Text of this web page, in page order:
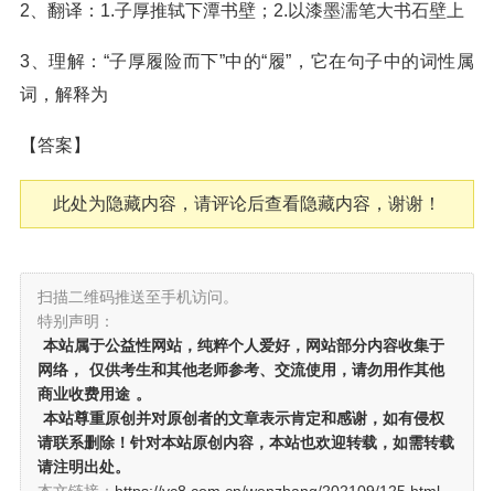
2、翻译：1.子厚推轼下潭书壁；2.以漆墨濡笔大书石壁上
3、理解：“子厚履险而下”中的“履”，它在句子中的词性属
词，解释为
【答案】
此处为隐藏内容，请评论后查看隐藏内容，谢谢！
扫描二维码推送至手机访问。
特别声明：
本站属于公益性网站，纯粹个人爱好，网站部分内容收集于
网络，
仅供考生和其他老师参考、交流使用，请勿用作其他
商业收费用途 。
本站尊重原创并对原创者的文章表示肯定和感谢，如有侵权
请联系删除！针对本站原创内容，本站也欢迎转载，如需转载
请注明出处。